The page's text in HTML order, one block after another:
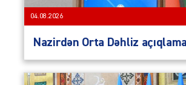
04.08.2026
Nazirdən Orta Dəhliz